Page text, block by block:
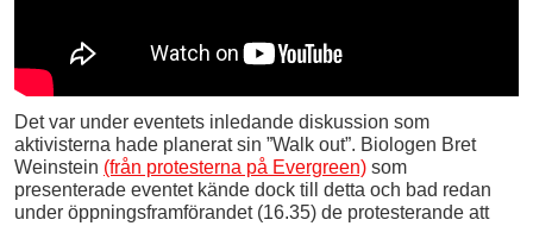
Det var under eventets inledande diskussion som
aktivisterna hade planerat sin ”Walk out”. Biologen Bret
Weinstein (från protesterna på Evergreen) som
presenterade eventet kände dock till detta och bad redan
under öppningsframförandet (16.35) de protesterande att